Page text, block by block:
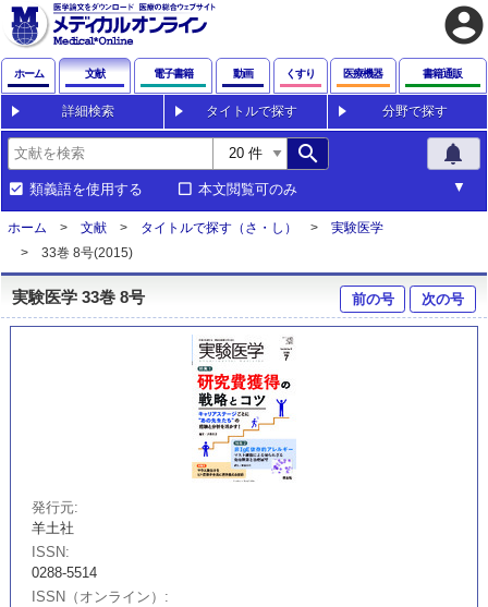
account_circle
ホーム 文献 電子書籍 動画 くすり 医療機器 書籍通販
詳細検索 タイトルで探す 分野で探す
search notifications
類義語を使用する 本文閲覧可のみ
ホーム 文献 タイトルで探す（さ・し）
実験医学
33巻 8号(2015)
実験医学 33巻 8号 前の号 次の号
発行元
羊土社
ISSN
0288-5514
ISSN（オンライン）